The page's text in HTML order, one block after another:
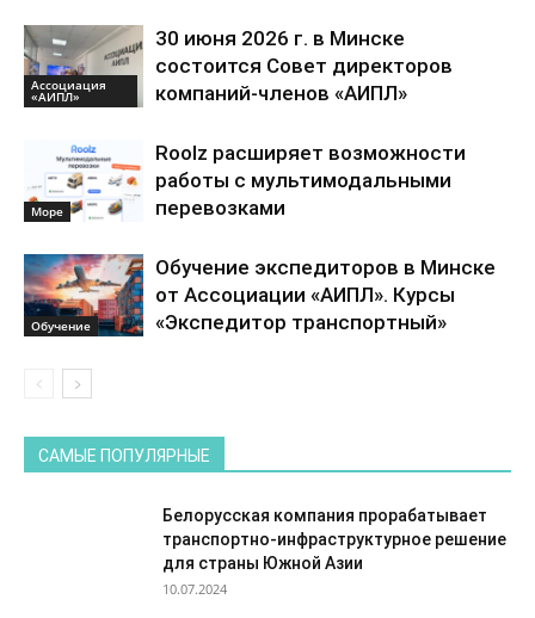
Ассоциация
«АИПЛ»
30 июня 2026 г. в Минске
состоится Совет директоров
компаний-членов «АИПЛ»
Море
Roolz расширяет возможности
работы с мультимодальными
перевозками
Обучение
Обучение экспедиторов в Минске
от Ассоциации «АИПЛ». Курсы
«Экспедитор транспортный»
САМЫЕ ПОПУЛЯРНЫЕ
Белорусская компания прорабатывает
транспортно-инфраструктурное решение
для страны Южной Азии
10.07.2024